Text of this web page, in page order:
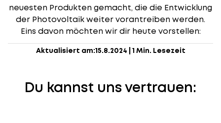
neuesten Produkten gemacht, die die Entwicklung
der Photovoltaik weiter vorantreiben werden.
Eins davon möchten wir dir heute vorstellen:
Aktualisiert am:15.8.2024 1 Min. Lesezeit
Du kannst uns vertrauen: